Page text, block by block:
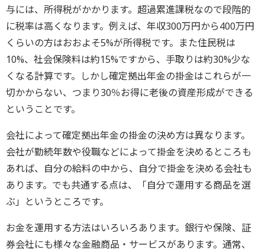
与には、所得税がかかります。超過累進課税なので段階的
に税率は高くなります。例えば、年収300万円から400万円
くらいの方はおおよそ5%が所得税です。また住民税は
10%、社会保険料は約15%ですから、手取りは約30%少な
くなる計算です。しかし確定拠出年金の掛金はこれらが一
切かからない、つまり30％お得に老後の資産形成ができる
ということです。
会社によって確定拠出年金の掛金の決め方は異なります。
会社が勤続年数や役職などによって掛金を決めるところも
あれば、自分の給料の中から、自分で掛金を決める会社も
あります。でも共通する点は、「自分で運用する商品を選
ぶ」というところです。
お金を運用する方法はいろいろあります。銀行や保険、証
券会社にも様々な金融商品・サービスがあります。通常、